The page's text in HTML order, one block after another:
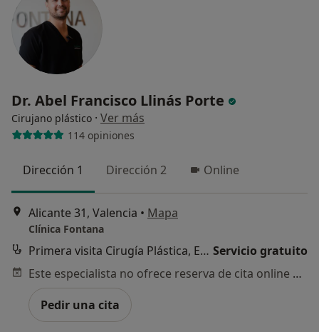
Dr. Abel Francisco Llinás Porte
Cirujano plástico · Ver más
114 opiniones
Dirección 1 Dirección 2 Online
Alicante 31, Valencia • Mapa
Clínica Fontana
Primera visita Cirugía Plástica, Estética y Reparadora Servicio gratuito
Este especialista no ofrece reserva de cita online en esta dirección.
Pedir una cita
psicológico?
Sí, varias veces
Sí, una vez
No, pero lo consideraría
No, y no confío en ello
Continuar